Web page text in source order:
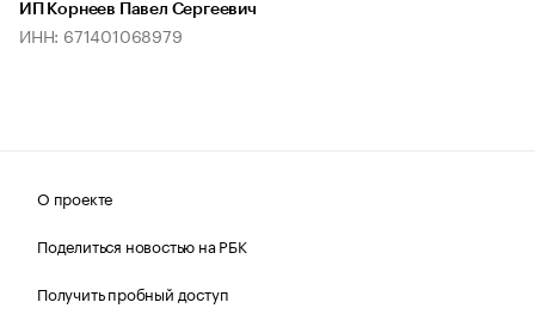
ИП Корнеев Павел Сергеевич
ИНН: 671401068979
О проекте
Поделиться новостью на РБК
Получить пробный доступ